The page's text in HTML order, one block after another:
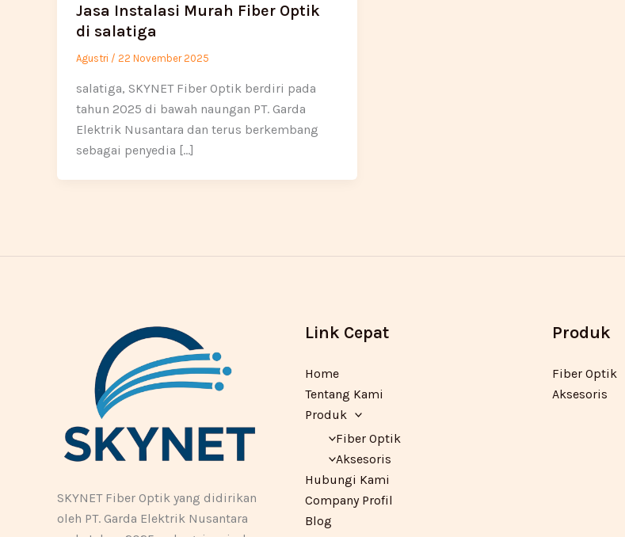
Jasa Instalasi Murah Fiber Optik
di salatiga
Agustri / 22 November 2025
salatiga, SKYNET Fiber Optik berdiri pada
tahun 2025 di bawah naungan PT. Garda
Elektrik Nusantara dan terus berkembang
sebagai penyedia […]
SKYNET Fiber Optik yang didirikan
oleh PT. Garda Elektrik Nusantara
Link Cepat
Home
Tentang Kami
Produk
Fiber Optik
Aksesoris
Hubungi Kami
Company Profil
Blog
Produk
Fiber Optik
Aksesoris